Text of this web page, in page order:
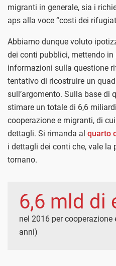
migranti in generale, sia i
aps alla voce “costi dei
Abbiamo dunque voluto
dei conti pubblici, mettendo
informazioni sulla questione
tentativo di ricostruire un
sull’argomento. Sulla base di
stimare un totale di 6,6
cooperazione e migranti, di
dettagli. Si rimanda al quarto
i dettagli dei conti che, vale la
tornano.
6,6 mld di
nel 2016 per cooperazione
anni)